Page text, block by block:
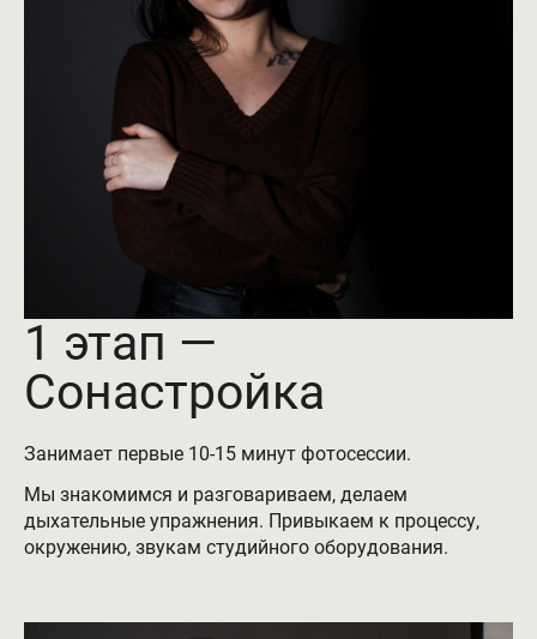
1 этап —
Сонастройка
Занимает первые 10-15 минут фотосессии.
Мы знакомимся и разговариваем, делаем
дыхательные упражнения. Привыкаем к процессу,
окружению, звукам студийного оборудования.